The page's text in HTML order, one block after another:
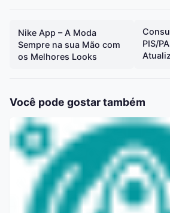
Nike App – A Moda
Sempre na sua Mão com
os Melhores Looks
PIS/
Você pode gostar também